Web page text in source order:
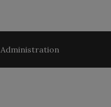
Administration